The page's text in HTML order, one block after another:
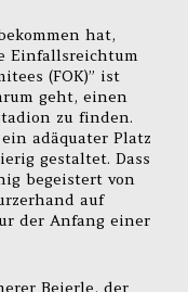
hat,
Einfallsreichtum
(FOK)” ist
geht, einen
zu finden.
adäquater Platz
gestaltet. Dass
begeistert von
auf
der Anfang einer
Beierle, der